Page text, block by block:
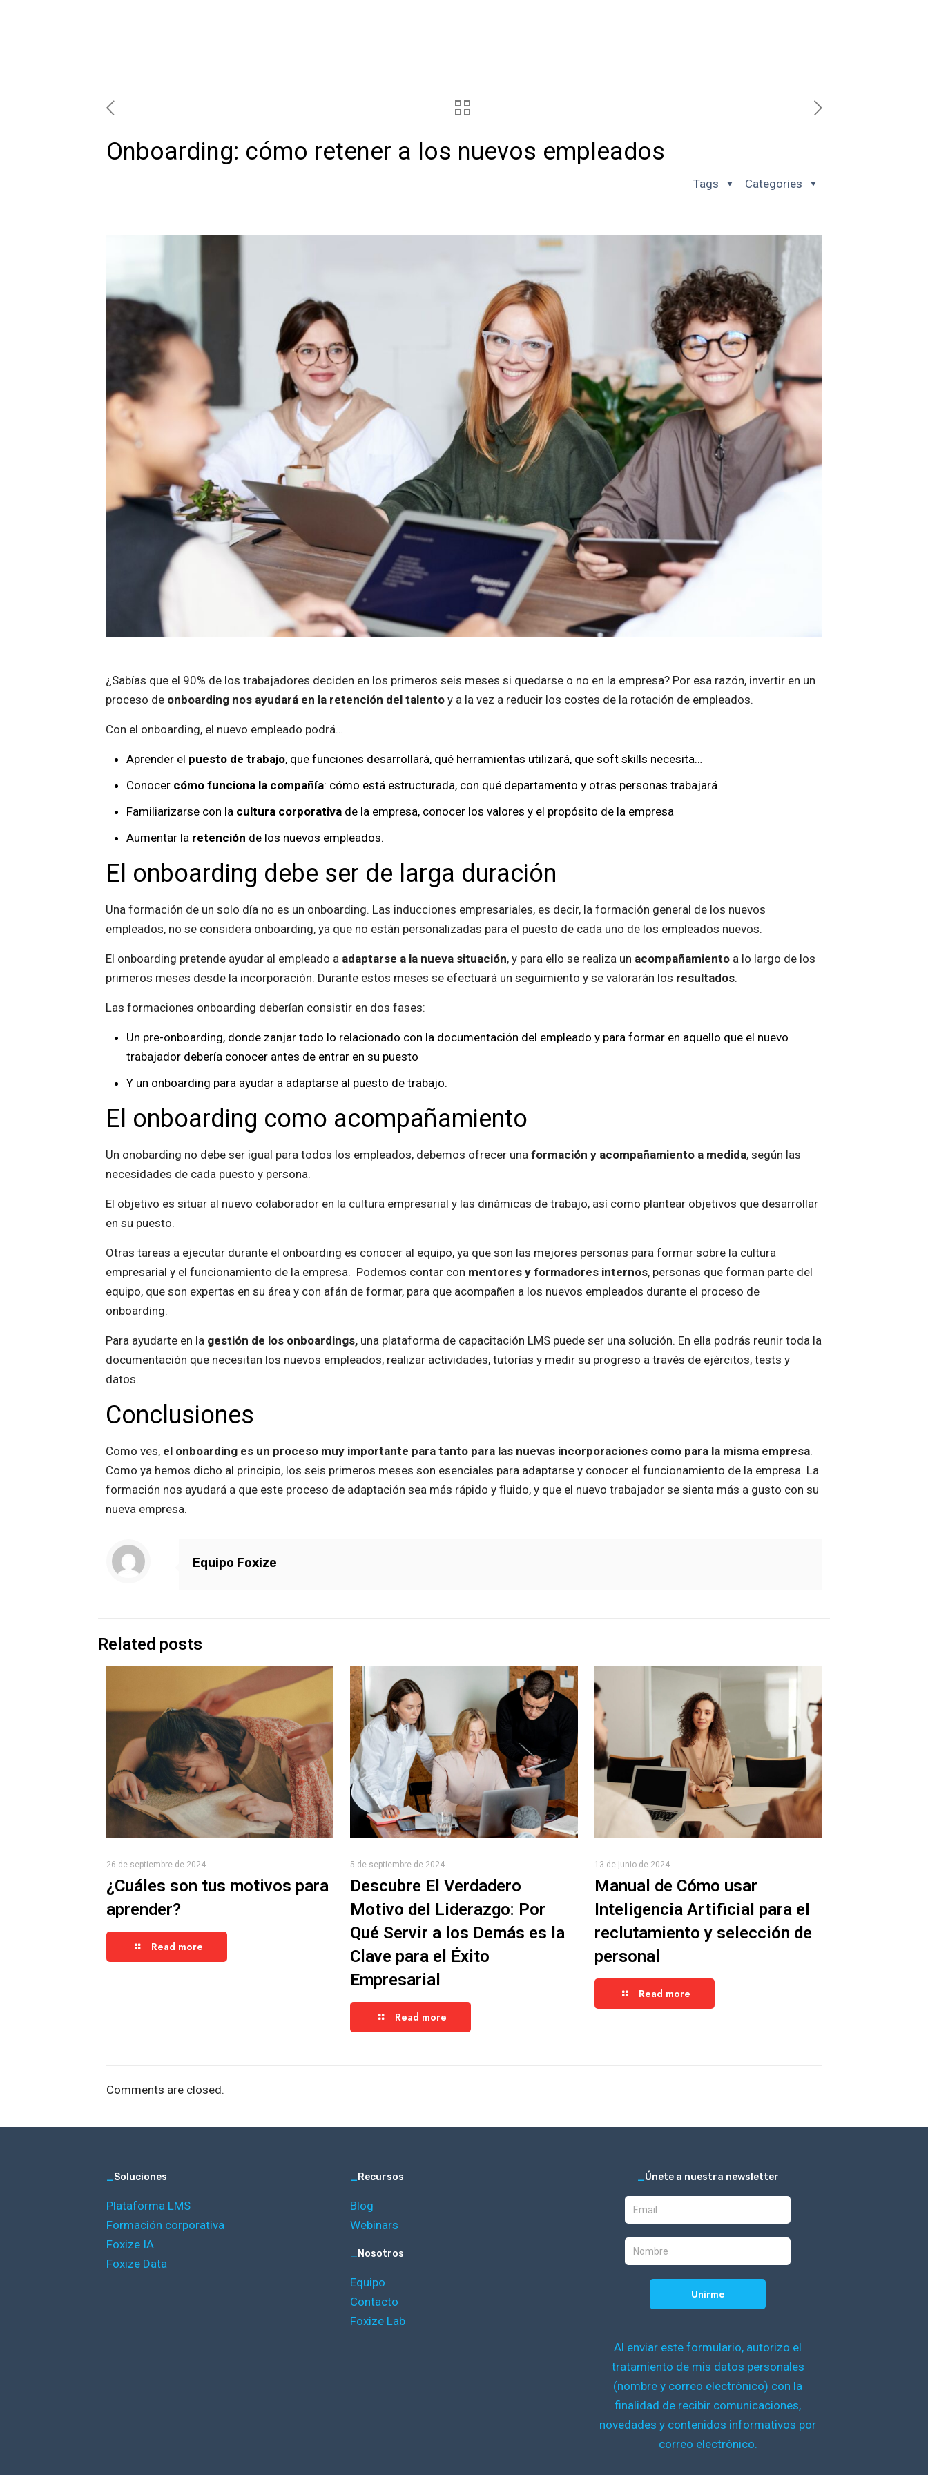
Onboarding: cómo retener a los nuevos empleados
Categories
Tags
¿Sabías que el 90% de los trabajadores deciden en los primeros seis meses si quedarse o no en la empresa? Por esa razón, invertir en un
proceso de onboarding nos ayudará en la retención del talento y a la vez a reducir los costes de la rotación de empleados.
Con el onboarding, el nuevo empleado podrá…
Aprender el puesto de trabajo, que funciones desarrollará, qué herramientas utilizará, que soft skills necesita…
Conocer cómo funciona la compañía: cómo está estructurada, con qué departamento y otras personas trabajará
Familiarizarse con lacultura corporativade la empresa, conocer los valores y el propósito de la empresa
Aumentar la retención de los nuevos empleados.
El onboarding debe ser de larga duración
Una formación de un solo día no es un onboarding. Las inducciones empresariales, es decir, la formación general de los nuevos
empleados, no se considera onboarding, ya que no están personalizadas para el puesto de cada uno de los empleados nuevos.
El onboarding pretende ayudar al empleado a adaptarse a la nueva situación, y para ello se realiza un acompañamientoa lo largo de los
primeros meses desde la incorporación. Durante estos meses se efectuará un seguimiento y se valorarán los resultados.
Las formaciones onboarding deberían consistir en dos fases:
Un pre-onboarding, donde zanjar todo lo relacionado con la documentación del empleado y para formar en aquello que el nuevo
trabajador debería conocer antes de entrar en su puesto
Y un onboarding para ayudar a adaptarse al puesto de trabajo.
El onboarding como acompañamiento
Un onobarding no debe ser igual para todos los empleados, debemos ofrecer una formación y acompañamiento a medida, según las
necesidades de cada puesto y persona.
El objetivo es situar al nuevo colaborador en la cultura empresarial y las dinámicas de trabajo, así como plantear objetivos que desarrollar
en su puesto.
Otras tareas a ejecutar durante el onboarding es conocer al equipo, ya que son las mejores personas para formar sobre la cultura
empresarial y el funcionamiento de la empresa. Podemos contar con mentores y formadores internos, personas que forman parte del
equipo, que son expertas en su área y con afán de formar, para que acompañen a los nuevos empleados durante el proceso de
onboarding.
Para ayudarte en la gestión de los onboardings,una plataforma de capacitación LMS puede ser una solución. En ella podrás reunir toda la
documentación que necesitan los nuevos empleados, realizar actividades, tutorías y medir su progreso a través de ejércitos, tests y
datos.
Conclusiones
Como ves, el onboarding es un proceso muy importante para tanto para las nuevas incorporaciones como para la misma empresa.
Como ya hemos dicho al principio, los seis primeros meses son esenciales para adaptarse y conocer el funcionamiento de la empresa. La
formación nos ayudará a que este proceso de adaptación sea más rápido y fluido, y que el nuevo trabajador se sienta más a gusto con su
nueva empresa.
Equipo Foxize
Related posts
26 de septiembre de 2024
¿Cuáles son tus motivos para
aprender?
Read more
5 de septiembre de 2024
Descubre El Verdadero
Motivo del Liderazgo: Por
Qué Servir a los Demás es la
Clave para el Éxito
Empresarial
Read more
13 de junio de 2024
Manual de Cómo usar
Inteligencia Artificial para el
reclutamiento y selección de
personal
Read more
Comments are closed.
_Soluciones
Plataforma LMS
Formación corporativa
Foxize IA
Foxize Data
_Recursos
Blog
Webinars
_Nosotros
Equipo
Contacto
Foxize Lab
_Únete a nuestra newsletter
Al enviar este formulario, autorizo el
tratamiento de mis datos personales
(nombre y correo electrónico) con la
finalidad de recibir comunicaciones,
novedades y contenidos informativos por
correo electrónico.